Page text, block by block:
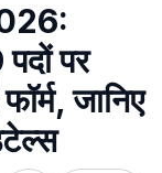
पर
जानिए